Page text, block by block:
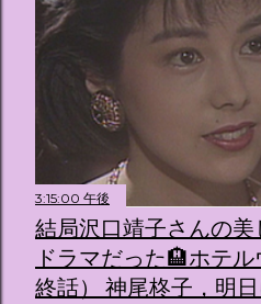
3:15:00 午後
結局沢口靖子さんの
ドラマだった🏨ホテ
終話） 神尾柊子，明